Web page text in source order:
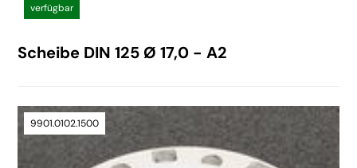
verfügbar
Scheibe DIN 125 Ø 17,0 - A2
9901.0102.1500